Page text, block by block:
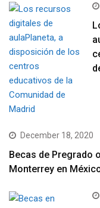
December 18, 2020
Becas de Pregrado
Monterrey en